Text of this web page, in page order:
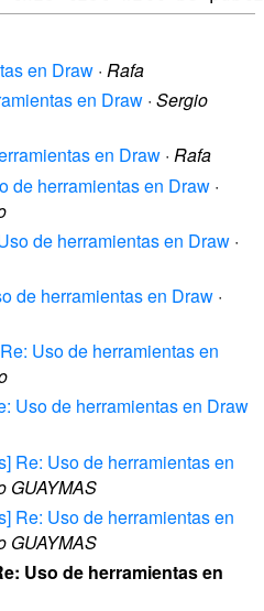
en Draw · Rafa
en Draw · Sergio
en Draw · Rafa
de herramientas en Draw ·
de herramientas en Draw ·
de herramientas en Draw ·
Uso de herramientas en
Uso de herramientas en Draw
Re: Uso de herramientas en
GUAYMAS
Re: Uso de herramientas en
GUAYMAS
Uso de herramientas en